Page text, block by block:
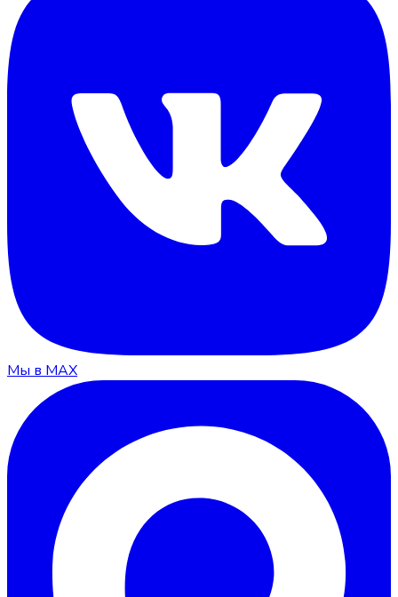
Мы в MAX